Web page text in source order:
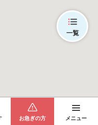
一覧
お急ぎの方 メニュー